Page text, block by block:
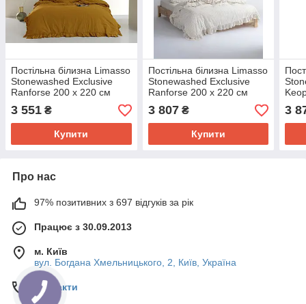
Постільна білизна Limasso
Stonewashed Exclusive
Ranforse 200 х 220 см
Hardal
3 551 ₴
Купити
Постільна білизна Limasso
Stonewashed Exclusive
Ranforse 200 х 220 см
Leila
3 807₴
Купити
3
Про нас
97% позитивних з 697 відгуків за рік
Працює з 30.09.2013
м. Київ
вул. Богдана Хмельницького, 2, Київ, Україна
Контакти